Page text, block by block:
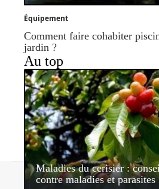
Équipement
Comment faire cohabiter
jardin ?
Au top
Maladies du cerisier :
contre maladies et parasites
Contact Mentions